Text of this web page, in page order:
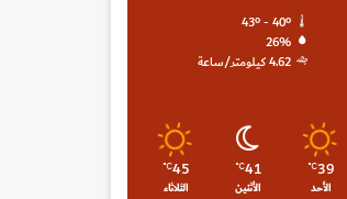
43º - 40º
26%
4.62 كيلومتر/ساعة
39
℃
الأحد
41
℃
الأثنين
45
℃
الثلاثاء